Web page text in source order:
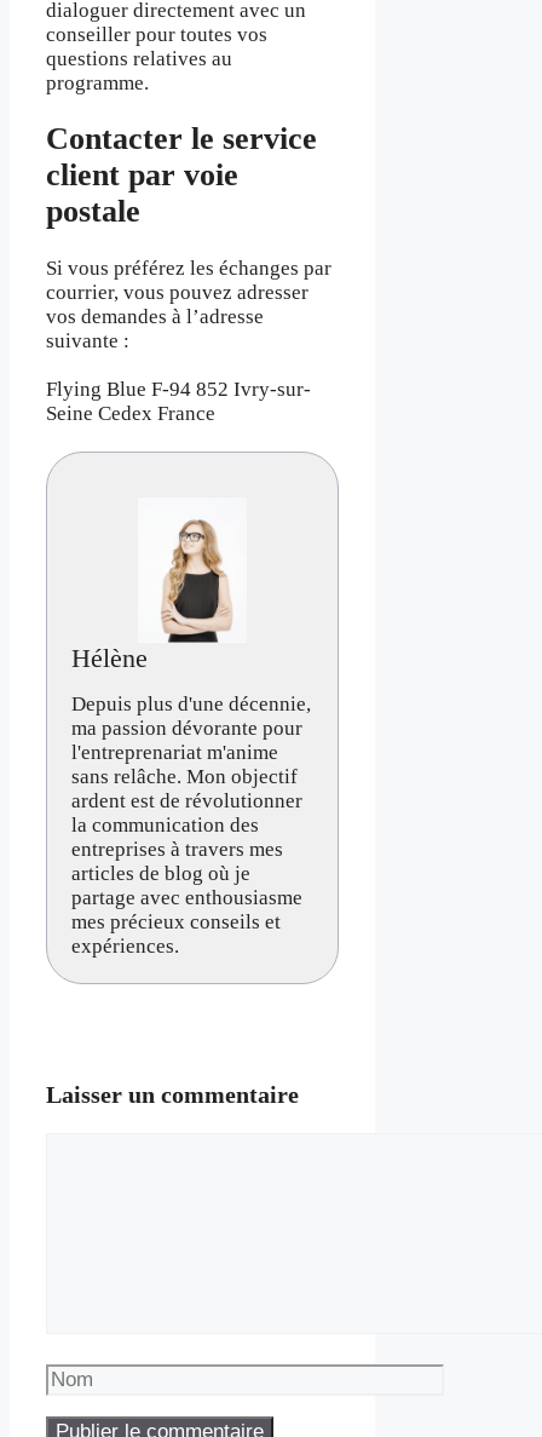
dialoguer directement avec un
conseiller pour toutes vos
questions relatives au
programme.
Contacter le service
client par voie
postale
Si vous préférez les échanges par
courrier, vous pouvez adresser
vos demandes à l’adresse
suivante :
Flying Blue F-94 852 Ivry-sur-
Seine Cedex France
Hélène
Depuis plus d'une décennie,
ma passion dévorante pour
l'entreprenariat m'anime
sans relâche. Mon objectif
ardent est de révolutionner
la communication des
entreprises à travers mes
articles de blog où je
partage avec enthousiasme
mes précieux conseils et
expériences.
Laisser un commentaire
Nom